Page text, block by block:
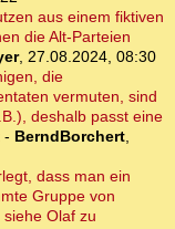
aus einem fiktiven
die Alt-Parteien
, 27.08.2024, 08:30
die
vermuten, sind
deshalb passt eine
- BerndBorchert,
dass man ein
Gruppe von
Olaf zu